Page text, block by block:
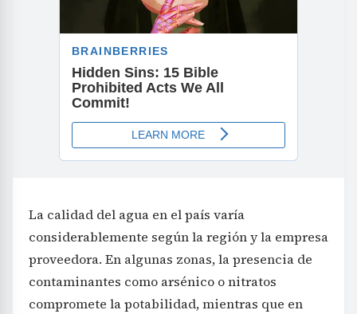
La calidad del agua en el país varía
considerablemente según la región y la empresa
proveedora. En algunas zonas, la presencia de
contaminantes como arsénico o nitratos
compromete la potabilidad, mientras que en